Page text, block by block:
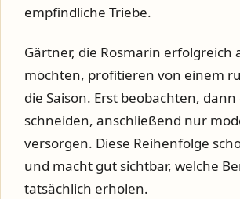
empfindliche Triebe.
Gärtner, die Rosmarin erfolgreich
möchten, profitieren von einem
die Saison. Erst beobachten,
schneiden, anschließend nur
versorgen. Diese Reihenfolge
und macht gut sichtbar, welche
tatsächlich erholen.